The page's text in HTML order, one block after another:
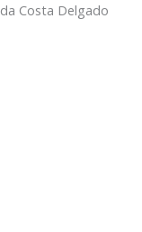
Costa Delgado